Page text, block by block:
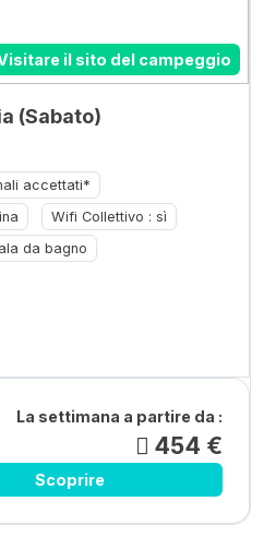
il sito del campeggio
(Sabato)
accettati*
Wifi Collettivo : sì
da bagno
La settimana a partire da :
454 €
Scoprire